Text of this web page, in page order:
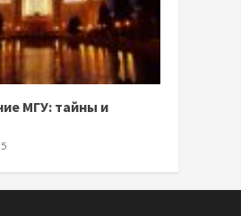
МГУ: тайны и